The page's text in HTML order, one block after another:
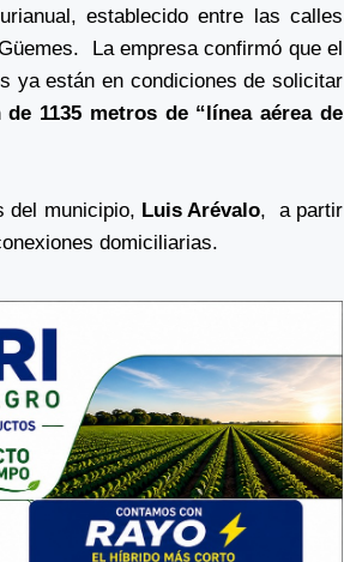
establecido entre las calles
La empresa confirmó que el
ya están en condiciones de solicitar
de 1135 metros de “línea aérea de
del municipio, Luis Arévalo, a partir
domiciliarias.